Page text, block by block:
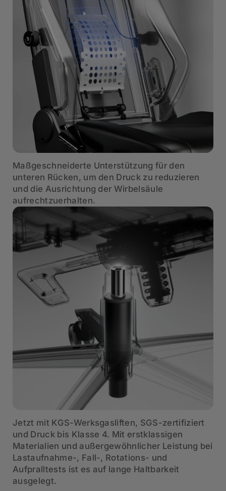
Maßgeschneiderte Unterstützung für den
unteren Rücken, um den Druck zu reduzieren
und die Ausrichtung der Wirbelsäule
aufrechtzuerhalten.
Jetzt mit KGS-Werksgasliften, SGS-zertifiziert
und Druck bis Klasse 4. Mit erstklassigen
Materialien und außergewöhnlicher Leistung bei
Lastaufnahme-, Fall-, Rotations- und
Aufpralltests ist es auf lange Haltbarkeit
ausgelegt.